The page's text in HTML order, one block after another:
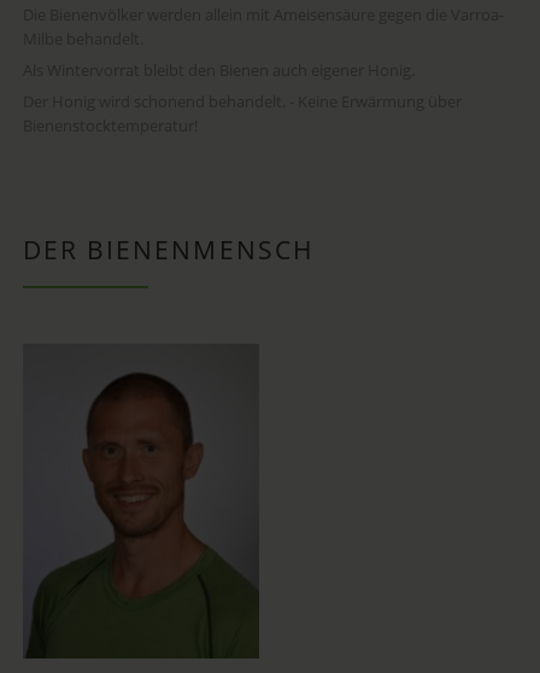
DER BIENENMENSCH